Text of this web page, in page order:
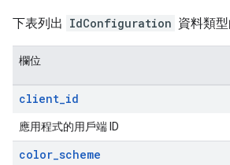
下表列出 IdConfiguration 資料類
欄位
client_id
應用程式的用戶端 ID
color_scheme